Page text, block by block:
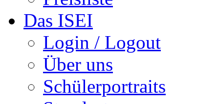
Das ISEI
Login / Logout
Über uns
Schülerportraits